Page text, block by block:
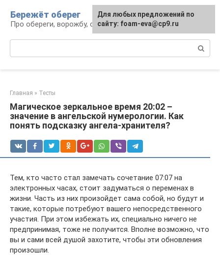
контенту
Бережёт оберег
Про обереги, ворожбу, сны и гадания
Главная » Тесты
Магическое зеркальное время 20:02 –
значение в ангельской нумерологии. Как
понять подсказку ангела-хранителя?
Тем, кто часто стал замечать сочетание 07:07 на
электронных часах, стоит задуматься о переменах в
жизни. Часть из них произойдет сама собой, но будут и
такие, которые потребуют вашего непосредственного
участия. При этом избежать их, специально ничего не
предпринимая, тоже не получится. Вполне возможно, что
вы и сами всей душой захотите, чтобы эти обновления
произошли.
Для любых предложений по
сайту: foam-eva@cp9.ru